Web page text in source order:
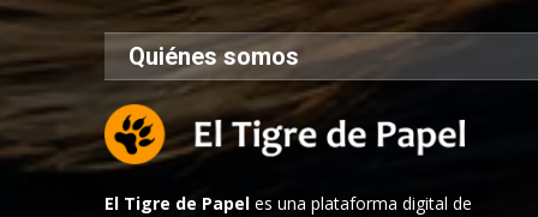
Quiénes somos
El Tigre de Papel es una plataforma digital de